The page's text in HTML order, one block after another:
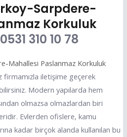
Sarpdere-
Korkuluk
0531 310 10 78
Mahallesi Paslanmaz Korkuluk
firmamızla iletişime geçerek
Modern yapılarda hem
olmazsa olmazlardan biri
Evlerden ofislere, kamu
kadar birçok alanda kullanılan bu